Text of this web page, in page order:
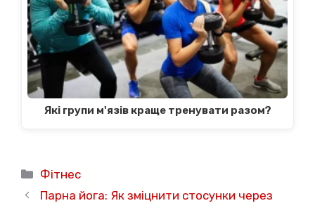
Які групи м'язів краще тренувати разом?
Категорії
Фітнес
Парна йога: Як зміцнити стосунки через